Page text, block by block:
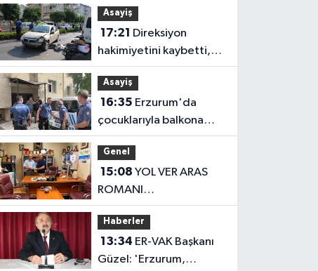
Asayiş
17:21
hakimiyetini kaybetti,
karşı şeritteki otomobile
çarptı
Asayiş
16:35
çocuklarıyla balkona
çıkan uzaklaştırma
kararlı koca ikna edildi
Genel
15:08
ROMANI
OKUYUCUSUYLA
BULUŞTU
Haberler
13:34
Güzel: 'Erzurum,